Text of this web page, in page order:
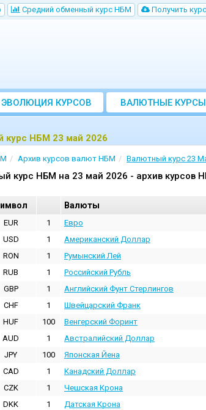
Cредний обменный курс НБM Получить
ЭВОЛЮЦИЯ КУРСОВ
ВАЛЮТНЫЕ КУРСЫ
БАНКОВ
курс НБМ 23 май 2026
Архив курсов валют НБМ Валютный курс 23
курс НБМ на 23 май 2026 - архив курсов
Валюты
EUR 1 Евро
USD
1 Aмериканский Доллар
RON
1 Румынский Лей
RUB
1 Российский Рубль
GBP
1 Английский Фунт Стерлингов
CHF
1 Швейцарский Франк
HUF
100 Венгерский Форинт
AUD
1 Австралийский Доллар
JPY
100 Японская Йена
CAD
1 Канадский Доллар
CZK
1 Чешская Крона
DKK
1 Датская Крона